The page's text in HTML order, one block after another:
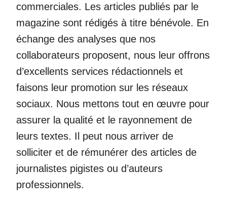
commerciales. Les articles publiés par le
magazine sont rédigés à titre bénévole. En
échange des analyses que nos
collaborateurs proposent, nous leur offrons
d’excellents services rédactionnels et
faisons leur promotion sur les réseaux
sociaux. Nous mettons tout en œuvre pour
assurer la qualité et le rayonnement de
leurs textes. Il peut nous arriver de
solliciter et de rémunérer des articles de
journalistes pigistes ou d’auteurs
professionnels.